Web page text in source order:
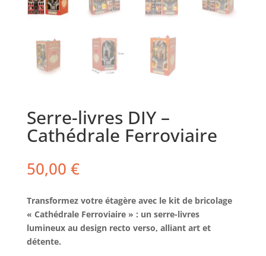
Serre-livres DIY –
Cathédrale Ferroviaire
50,00 €
Transformez votre étagère avec le kit de bricolage
« Cathédrale Ferroviaire » : un serre-livres
lumineux au design recto verso, alliant art et
détente.